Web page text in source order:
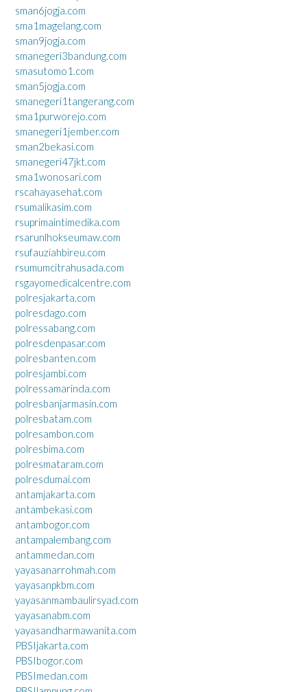
sman6jogja.com
sma1magelang.com
sman9jogja.com
smanegeri3bandung.com
smasutomo1.com
sman5jogja.com
smanegeri1tangerang.com
sma1purworejo.com
smanegeri1jember.com
sman2bekasi.com
smanegeri47jkt.com
sma1wonosari.com
rscahayasehat.com
rsumalikasim.com
rsuprimaintimedika.com
rsarunlhokseumaw.com
rsufauziahbireu.com
rsumumcitrahusada.com
rsgayomedicalcentre.com
polresjakarta.com
polresdago.com
polressabang.com
polresdenpasar.com
polresbanten.com
polresjambi.com
polressamarinda.com
polresbanjarmasin.com
polresbatam.com
polresambon.com
polresbima.com
polresmataram.com
polresdumai.com
antamjakarta.com
antambekasi.com
antambogor.com
antampalembang.com
antammedan.com
yayasanarrohmah.com
yayasanpkbm.com
yayasanmambaulirsyad.com
yayasanabm.com
yayasandharmawanita.com
PBSIjakarta.com
PBSIbogor.com
PBSImedan.com